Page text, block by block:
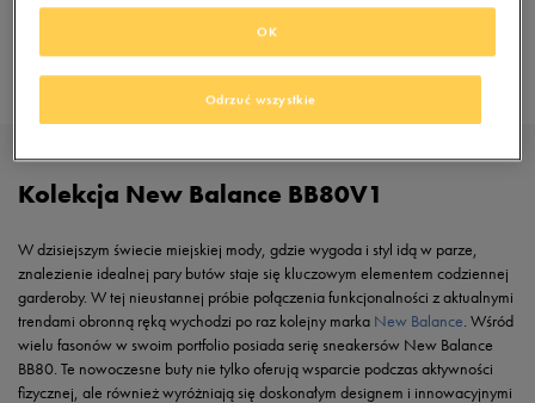
Kolekcja New Balance BB80V1
W dzisiejszym świecie miejskiej mody, gdzie wygoda i styl idą w parze,
znalezienie idealnej pary butów staje się kluczowym elementem codziennej
garderoby. W tej nieustannej próbie połączenia funkcjonalności z aktualnymi
trendami obronną ręką wychodzi po raz kolejny marka New Balance. Wśród
wielu fasonów w swoim portfolio posiada serię sneakersów New Balance
BB80. Te nowoczesne buty nie tylko oferują wsparcie podczas aktywności
fizycznej, ale również wyróżniają się doskonałym designem i innowacyjnymi
Odrzuć wszystkie
OK